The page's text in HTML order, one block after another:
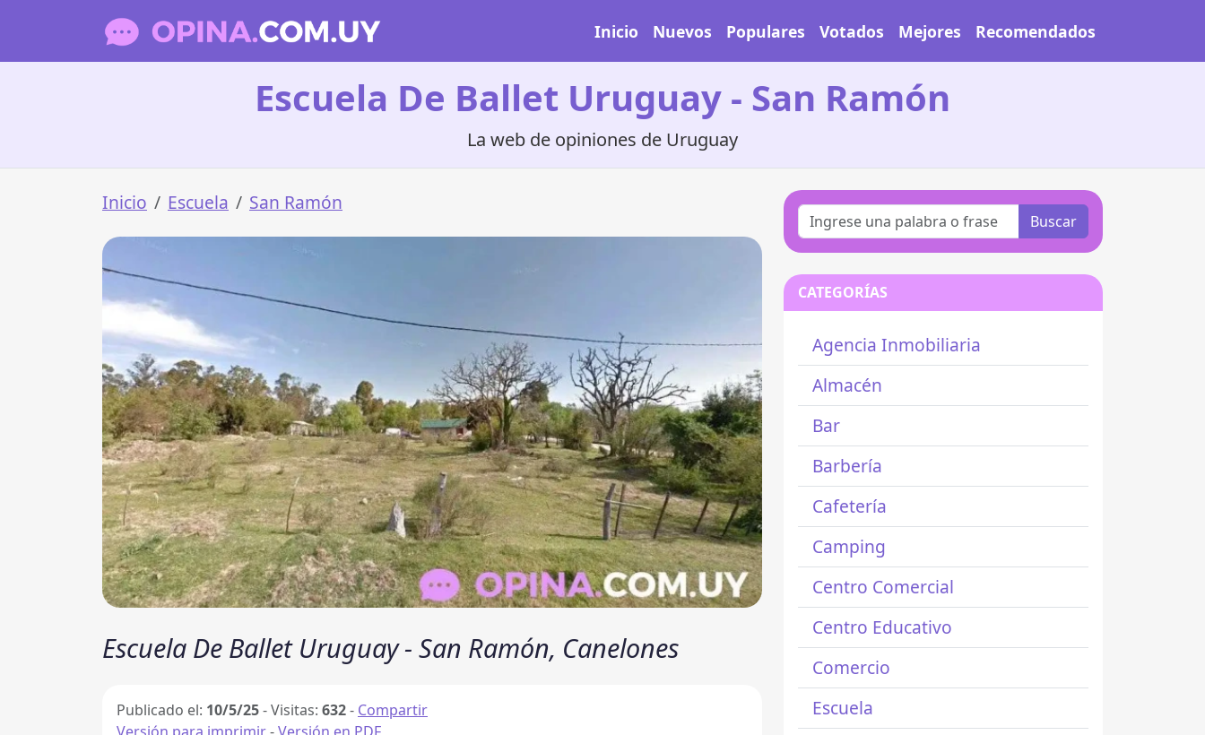
Inicio Nuevos Populares Votados Mejores Recomendados
Escuela De Ballet Uruguay - San Ramón
La web de opiniones de Uruguay
Inicio Escuela San Ramón
Escuela De Ballet Uruguay - San Ramón, Canelones
Publicado el: 10/5/25-Visitas: 632- Compartir
Buscar
CATEGORÍAS
Agencia Inmobiliaria
Almacén
Bar
Barbería
Cafetería
Camping
Centro Comercial
Centro Educativo
Comercio
Escuela